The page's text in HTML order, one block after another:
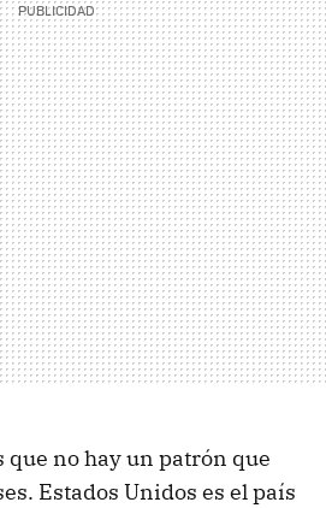
que no hay un patrón que
Estados Unidos es el país